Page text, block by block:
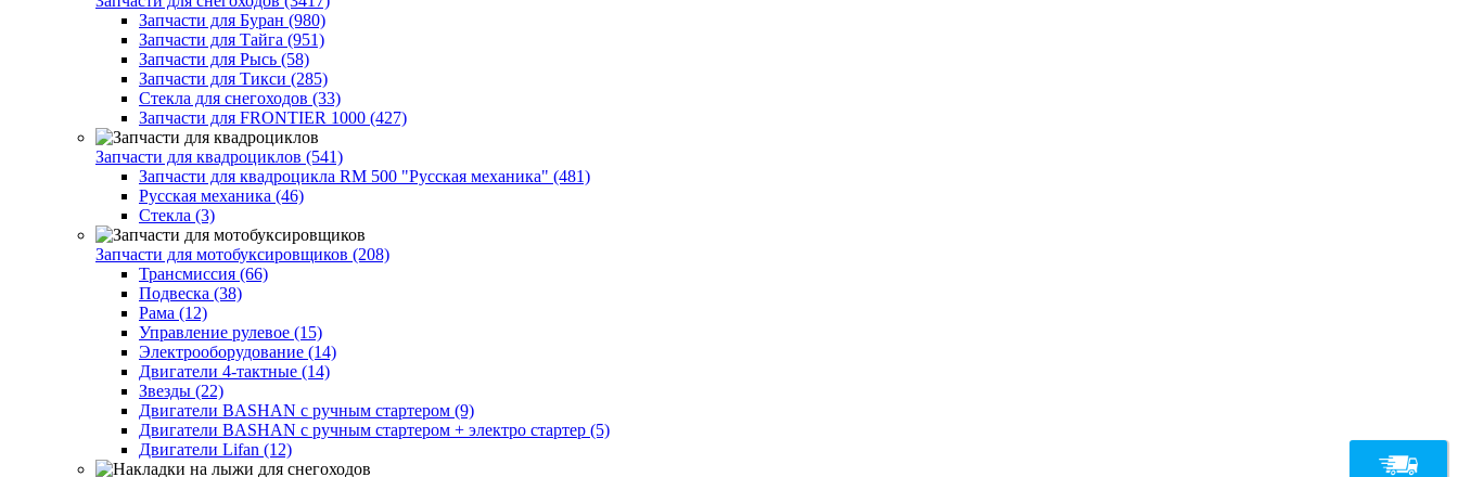
Запчасти для Буран (980)
Запчасти для Тайга (951)
Запчасти для Рысь (58)
Запчасти для Тикси (285)
Стекла для снегоходов (33)
Запчасти для FRONTIER 1000 (427)
Запчасти для квадроциклов (541)
Запчасти для квадроцикла RM 500 "Русская механика" (481)
Русская механика (46)
Стекла (3)
Запчасти для мотобуксировщиков (208)
Трансмиссия (66)
Подвеска (38)
Рама (12)
Управление рулевое (15)
Электрооборудование (14)
Двигатели 4-тактные (14)
Звезды (22)
Двигатели BASHAN с ручным стартером (9)
Двигатели BASHAN с ручным стартером + электро стартер (5)
Двигатели Lifan (12)